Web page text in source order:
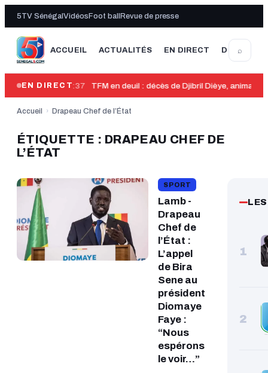
5TV Sénégal Vidéos Foot ball Revue de presse
ACCUEIL ACTUALITÉS EN DIRECT DERNIÈRE
⌕
EN DIRECT00:37 TFM en deuil : décès de Djibril Dièye,
Accueil › Drapeau Chef de l’État
ÉTIQUETTE : DRAPEAU CHEF DE
L’ÉTAT
SPORT
Lamb -
Drapeau
Chef de
l’État :
L’appel
de Bira
Sene au
président
Diomaye
Faye :
“Nous
espérons
le voir…”
1
2